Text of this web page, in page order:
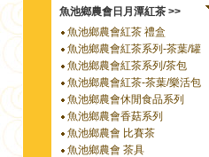
魚池鄉農會日月潭紅茶 >>
魚池鄉農會紅茶 禮盒
魚池鄉農會紅茶系列-茶葉/罐
魚池鄉農會紅茶系列/茶包
魚池鄉農會紅茶-茶葉/樂活包
魚池鄉農會休閒食品系列
魚池鄉農會香菇系列
魚池鄉農會 比賽茶
魚池鄉農會 茶具